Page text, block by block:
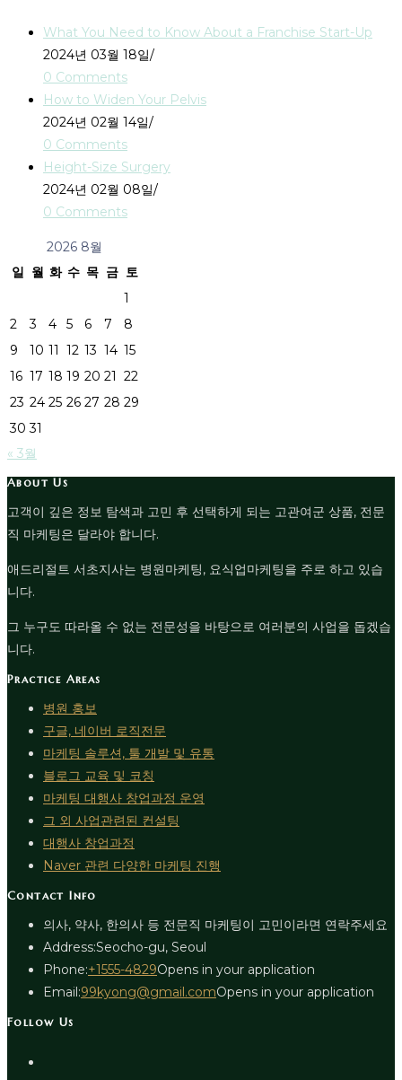
What You Need to Know About a Franchise Start-Up
2024년 03월 18일/
0 Comments
How to Widen Your Pelvis
2024년 02월 14일/
0 Comments
Height-Size Surgery
2024년 02월 08일/
0 Comments
2026 8월
일 월 화 수 목 금 토
1
2
3 4 5 6 7
8
9
10 11 12 13 14 15
16 17 18 19 20 21 22
23 24 25 26 27 28 29
30 31
« 3월
About Us
고객이 깊은 정보 탐색과 고민 후 선택하게 되는 고관여군 상품, 전문
직 마케팅은 달라야 합니다.
애드리절트 서초지사는 병원마케팅, 요식업마케팅을 주로 하고 있습
니다.
그 누구도 따라올 수 없는 전문성을 바탕으로 여러분의 사업을 돕겠습
니다.
Practice Areas
병원 홍보
구글, 네이버 로직전문
마케팅 솔루션, 툴 개발 및 유통
블로그 교육 및 코칭
마케팅 대행사 창업과정 운영
그 외 사업관련된 컨설팅
대행사 창업과정
Naver 관련 다양한 마케팅 진행
Contact Info
의사, 약사, 한의사 등 전문직 마케팅이 고민이라면 연락주세요
Address:Seocho-gu, Seoul
Phone:+1555-4829Opens in your application
Email:99kyong@gmail.comOpens in your application
Follow Us